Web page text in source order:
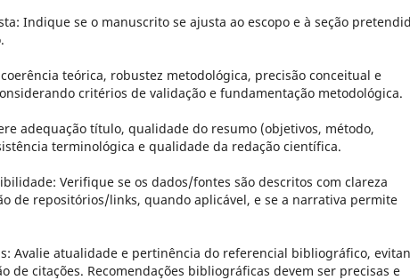
Indique se o manuscrito se ajusta ao escopo e à seção
teórica, robustez metodológica, precisão conceitual e
critérios de validação e fundamentação metodológica.
adequação título, qualidade do resumo (objetivos, método,
terminológica e qualidade da redação científica.
Verifique se os dados/fontes são descritos com clareza
de repositórios/links, quando aplicável, e se a narrativa permite
Avalie atualidade e pertinência do referencial bibliográfico,
de citações. Recomendações bibliográficas devem ser precisas e